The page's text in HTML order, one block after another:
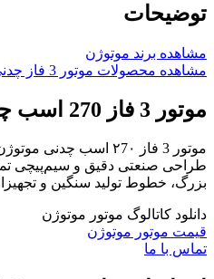
توضیحات
مشاهده برند موتوژن
مشاهده محصولات موتور 3 فاز چدنی موتوژن
موتور 3 فاز 270 اسب چدنی موتوژن
موتور 3 فاز ۲7۰
طراحی صنعتی دقیق و سیم‌پیچی
بزرگ، خطوط تولید سنگین و
دانلود کاتالوگ موتور موتوژن
قیمت موتور موتوژن
تماس با ما